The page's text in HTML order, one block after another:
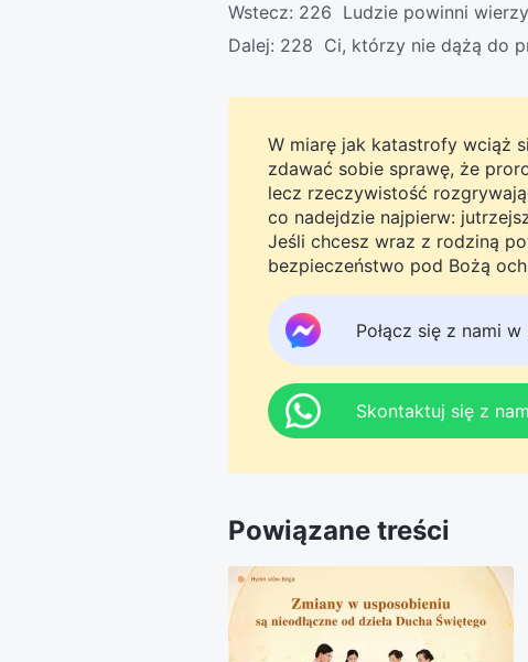
Wstecz: 226 Ludzie powinni
Dalej: 228 Ci, którzy nie dążą do
W miarę jak katastrofy wciąż
zdawać sobie sprawę, że
lecz rzeczywistość
co nadejdzie najpierw:
Jeśli chcesz wraz z rodziną
bezpieczeństwo pod Bożą
Messengera, aby dołączyć
tego do jutra.
Połącz się z nami
Skontaktuj się z
Powiązane treści